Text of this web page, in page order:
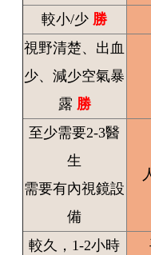
較小/少 勝
視野清楚、出血
少、減少空氣暴
露 勝
至少需要2-3醫
生
需要有內視鏡設
備
較久，1-2小時